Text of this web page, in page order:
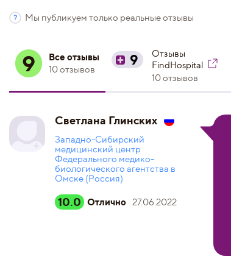
Мы публикуем только реальные отзывы
9 Все отзывы
10 отзывов
9
Отзывы
FindHospital
10 отзывов
Светлана Глинских
Западно-Сибирский
медицинский центр
Федерального медико-
биологического агентства в
Омске (Россия)
10.0 Отлично 27.06.2022